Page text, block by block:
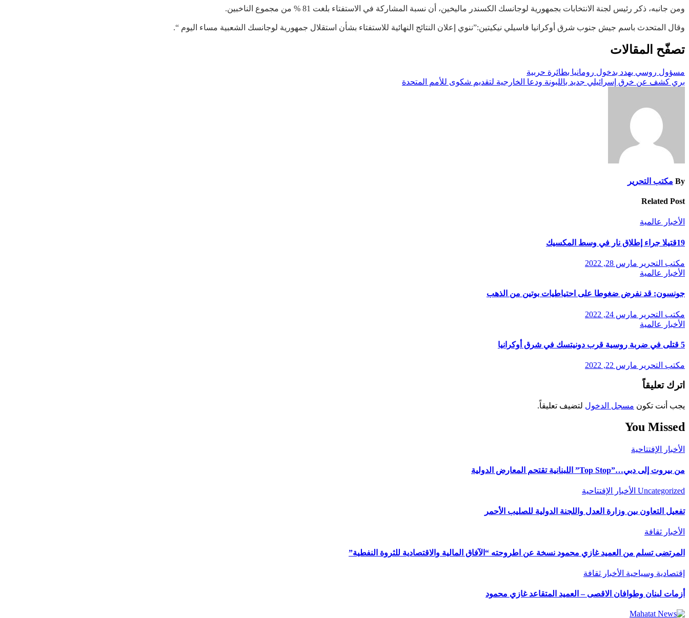
ومن جانبه، ذكر رئيس لجنة الانتخابات بجمهورية لوجانسك الكسندر ماليخين، أن نسبة المشاركة في الاستفتاء بلغت 81 % من مجموع الناخبين.
وقال المتحدث باسم جيش جنوب شرق أوكرانيا فاسيلي نيكيتين:”ننوي إعلان النتائج النهائية للاستفتاء بشأن استقلال جمهورية لوجانسك الشعبية مساء اليوم “.
تصفّح المقالات
مسؤول روسي يهدد بدخول رومانيا بطائرة حربية
بري كشف عن خرق إسرائيلي جديد باللبونة ودعا الخارجية لتقديم شكوى للأمم المتحدة
By مكتب التحرير
Related Post
الأخبار عالمية
19قتيلا جراء إطلاق نار في وسط المكسيك
مكتب التحرير مارس 28, 2022
الأخبار
عالمية
جونسون: قد نفرض ضغوطا على احتياطيات بوتين من الذهب
مكتب التحرير مارس 24, 2022
الأخبار
عالمية
5 قتلى في ضربة روسية قرب دونيتسك في شرق أوكرانيا
مكتب التحرير مارس 22, 2022
اترك تعليقاً
يجب أنت تكون مسجل الدخول لتضيف تعليقاً.
You Missed
الأخبار الإفتتاحية
من بيروت إلى دبي…”Top Stop” اللبنانية تقتحم المعارض الدولية
Uncategorized الأخبار الإفتتاحية
تفعيل التعاون بين وزارة العدل واللجنة الدولية للصليب الأحمر
الأخبار ثقافة
المرتضى تسلم من العميد غازي محمود نسخة عن اطروحته “الآفاق المالية والاقتصادية للثروة النفطية”
إقتصادية وسياحية الأخبار ثقافة
أزمات لبنان وطوافان الاقصى – العميد المتقاعد غازي محمود